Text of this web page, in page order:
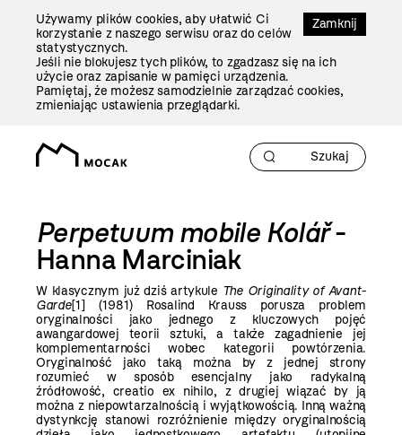
Zamknij
Używamy plików cookies, aby ułatwić Ci
korzystanie z naszego serwisu oraz do celów
statystycznych.
Jeśli nie blokujesz tych plików, to zgadzasz się na ich
użycie oraz zapisanie w pamięci urządzenia.
Pamiętaj, że możesz samodzielnie zarządzać cookies,
zmieniając ustawienia przeglądarki.
Perpetuum mobile Kolář-
Hanna Marciniak
W klasycznym już dziś artykule The Originality of Avant-
Garde[1]
(1981) Rosalind Krauss porusza problem
oryginalności jako jednego z kluczowych pojęć
awangardowej teorii sztuki, a także zagadnienie jej
komplementarności wobec kategorii powtórzenia.
Oryginalność jako taką można by z jednej strony
rozumieć w sposób esencjalny jako radykalną
źródłowość, creatio ex nihilo, z drugiej wiązać by ją
można z niepowtarzalnością i wyjątkowością. Inną ważną
dystynkcję stanowi rozróżnienie między oryginalnością